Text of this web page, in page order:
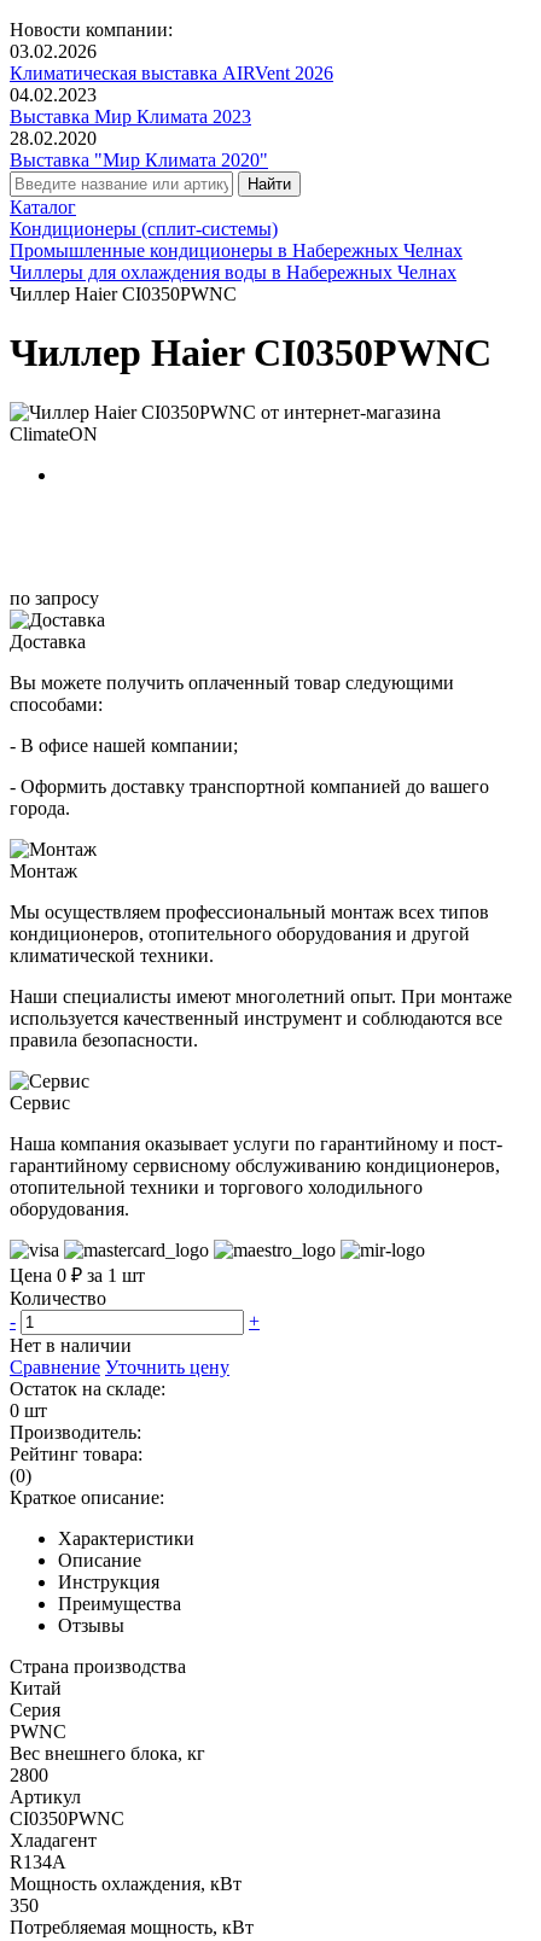
Новости компании:
03.02.2026
Климатическая выставка AIRVent 2026
04.02.2023
Выставка Мир Климата 2023
28.02.2020
Выставка "Мир Климата 2020"
Каталог
Кондиционеры (сплит-системы)
Промышленные кондиционеры в Набережных Челнах
Чиллеры для охлаждения воды в Набережных Челнах
Чиллер Haier CI0350PWNC
Чиллер Haier CI0350PWNC
по запросу
Доставка
Вы можете получить оплаченный товар следующими
способами:
- В офисе нашей компании;
- Оформить доставку транспортной компанией до вашего
города.
Монтаж
Мы осуществляем профессиональный монтаж всех типов
кондиционеров, отопительного оборудования и другой
климатической техники.
Наши специалисты имеют многолетний опыт. При монтаже
используется качественный инструмент и соблюдаются все
правила безопасности.
Сервис
Наша компания оказывает услуги по гарантийному и пост-
гарантийному сервисному обслуживанию кондиционеров,
отопительной техники и торгового холодильного
оборудования.
Цена 0 ₽ за 1 шт
Количество
-
+
Нет в наличии
Сравнение Уточнить цену
Остаток на складе:
0 шт
Производитель:
Рейтинг товара:
(0)
Краткое описание:
Характеристики
Описание
Инструкция
Преимущества
Отзывы
Страна производства
Китай
Серия
PWNC
Вес внешнего блока, кг
2800
Артикул
CI0350PWNC
Хладагент
R134A
Мощность охлаждения, кВт
350
Потребляемая мощность, кВт